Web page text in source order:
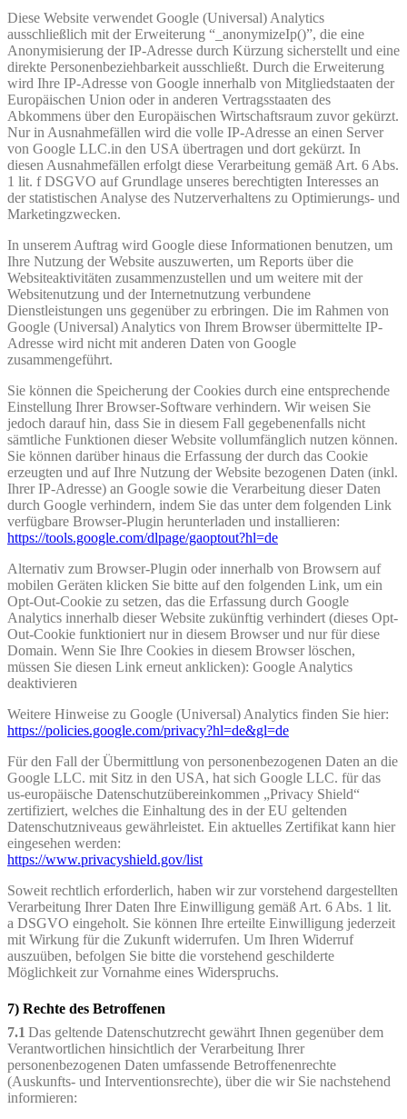
Diese Website verwendet Google (Universal) Analytics
ausschließlich mit der Erweiterung “_anonymizeIp()”, die eine
Anonymisierung der IP-Adresse durch Kürzung sicherstellt und eine
direkte Personenbeziehbarkeit ausschließt. Durch die Erweiterung
wird Ihre IP-Adresse von Google innerhalb von Mitgliedstaaten der
Europäischen Union oder in anderen Vertragsstaaten des
Abkommens über den Europäischen Wirtschaftsraum zuvor gekürzt.
Nur in Ausnahmefällen wird die volle IP-Adresse an einen Server
von Google LLC.in den USA übertragen und dort gekürzt. In
diesen Ausnahmefällen erfolgt diese Verarbeitung gemäß Art. 6 Abs.
1 lit. f DSGVO auf Grundlage unseres berechtigten Interesses an
der statistischen Analyse des Nutzerverhaltens zu Optimierungs- und
Marketingzwecken.
In unserem Auftrag wird Google diese Informationen benutzen, um
Ihre Nutzung der Website auszuwerten, um Reports über die
Websiteaktivitäten zusammenzustellen und um weitere mit der
Websitenutzung und der Internetnutzung verbundene
Dienstleistungen uns gegenüber zu erbringen. Die im Rahmen von
Google (Universal) Analytics von Ihrem Browser übermittelte IP-
Adresse wird nicht mit anderen Daten von Google
zusammengeführt.
Sie können die Speicherung der Cookies durch eine entsprechende
Einstellung Ihrer Browser-Software verhindern. Wir weisen Sie
jedoch darauf hin, dass Sie in diesem Fall gegebenenfalls nicht
sämtliche Funktionen dieser Website vollumfänglich nutzen können.
Sie können darüber hinaus die Erfassung der durch das Cookie
erzeugten und auf Ihre Nutzung der Website bezogenen Daten (inkl.
Ihrer IP-Adresse) an Google sowie die Verarbeitung dieser Daten
durch Google verhindern, indem Sie das unter dem folgenden Link
verfügbare Browser-Plugin herunterladen und installieren:
https://tools.google.com/dlpage/gaoptout?hl=de
Alternativ zum Browser-Plugin oder innerhalb von Browsern auf
mobilen Geräten klicken Sie bitte auf den folgenden Link, um ein
Opt-Out-Cookie zu setzen, das die Erfassung durch Google
Analytics innerhalb dieser Website zukünftig verhindert (dieses Opt-
Out-Cookie funktioniert nur in diesem Browser und nur für diese
Domain. Wenn Sie Ihre Cookies in diesem Browser löschen,
müssen Sie diesen Link erneut anklicken): Google Analytics
deaktivieren
Weitere Hinweise zu Google (Universal) Analytics finden Sie hier:
https://policies.google.com/privacy?hl=de&gl=de
Für den Fall der Übermittlung von personenbezogenen Daten an die
Google LLC. mit Sitz in den USA, hat sich Google LLC. für das
us-europäische Datenschutzübereinkommen „Privacy Shield“
zertifiziert, welches die Einhaltung des in der EU geltenden
Datenschutzniveaus gewährleistet. Ein aktuelles Zertifikat kann hier
eingesehen werden:
https://www.privacyshield.gov/list
Soweit rechtlich erforderlich, haben wir zur vorstehend dargestellten
Verarbeitung Ihrer Daten Ihre Einwilligung gemäß Art. 6 Abs. 1 lit.
a DSGVO eingeholt. Sie können Ihre erteilte Einwilligung jederzeit
mit Wirkung für die Zukunft widerrufen. Um Ihren Widerruf
auszuüben, befolgen Sie bitte die vorstehend geschilderte
Möglichkeit zur Vornahme eines Widerspruchs.
7) Rechte des Betroffenen
7.1 Das geltende Datenschutzrecht gewährt Ihnen gegenüber dem
Verantwortlichen hinsichtlich der Verarbeitung Ihrer
personenbezogenen Daten umfassende Betroffenenrechte
(Auskunfts- und Interventionsrechte), über die wir Sie nachstehend
informieren: